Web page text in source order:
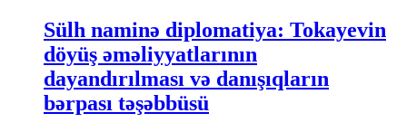
Sülh naminə diplomatiya: Tokayevin
döyüş əməliyyatlarının
dayandırılması və danışıqların
bərpası təşəbbüsü